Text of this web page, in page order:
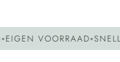
VOORRAAD◦SNELLE